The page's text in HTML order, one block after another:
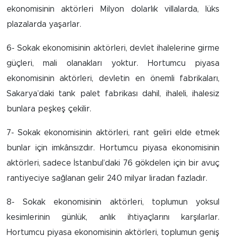
ekonomisinin aktörleri Milyon dolarlık villalarda, lüks
plazalarda yaşarlar.
6- Sokak ekonomisinin aktörleri, devlet ihalelerine girme
güçleri, mali olanakları yoktur. Hortumcu piyasa
ekonomisinin aktörleri, devletin en önemli fabrikaları,
Sakarya’daki tank palet fabrikası dahil, ihaleli, ihalesiz
bunlara peşkeş çekilir.
7- Sokak ekonomisinin aktörleri, rant geliri elde etmek
bunlar için imkânsızdır. Hortumcu piyasa ekonomisinin
aktörleri, sadece İstanbul’daki 76 gökdelen için bir avuç
rantiyeciye sağlanan gelir 240 milyar liradan fazladır.
8- Sokak ekonomisinin aktörleri, toplumun yoksul
kesimlerinin günlük, anlık ihtiyaçlarını karşılarlar.
Hortumcu piyasa ekonomisinin aktörleri, toplumun geniş